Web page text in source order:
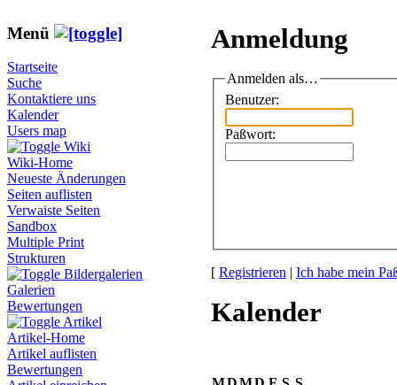
Menü
Startseite
Suche
Kontaktiere uns
Kalender
Users map
Wiki
Wiki-Home
Neueste Änderungen
Seiten auflisten
Verwaiste Seiten
Sandbox
Multiple Print
Strukturen
Bildergalerien
Galerien
Bewertungen
Artikel
Artikel-Home
Artikel auflisten
Bewertungen
Anmeldung
Anmelden als…
Benutzer:
Paßwort:
[ Registrieren | Ich habe mein
Kalender